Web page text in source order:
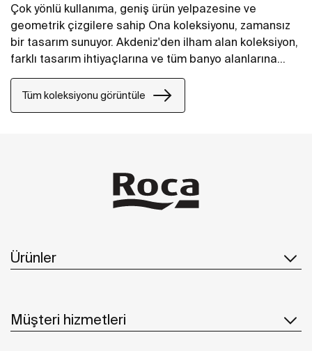
Çok yönlü kullanıma, geniş ürün yelpazesine ve
geometrik çizgilere sahip Ona koleksiyonu, zamansız
bir tasarım sunuyor. Akdeniz'den ilham alan koleksiyon,
farklı tasarım ihtiyaçlarına ve tüm banyo alanlarına
uyarlanabilen geniş ürün yelpazesinin yanı sıra
Roca’nın son yeniliklerini de barındırıyor.
Tüm koleksiyonu görüntüle
Ürünler
Müşteri hizmetleri